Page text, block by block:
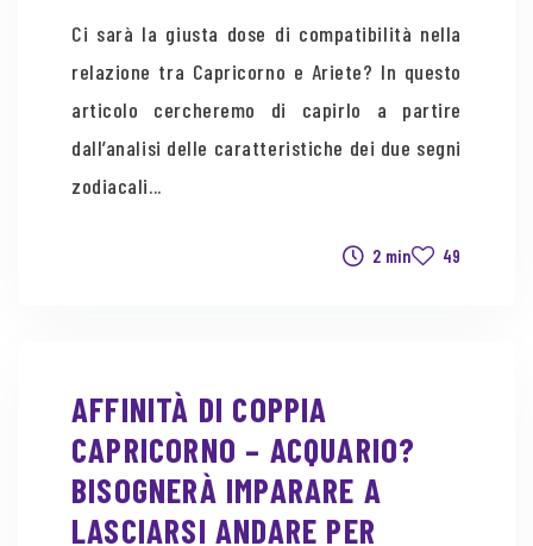
Ci sarà la giusta dose di compatibilità nella
relazione tra Capricorno e Ariete? In questo
articolo cercheremo di capirlo a partire
dall’analisi delle caratteristiche dei due segni
zodiacali...
49
2 min
AFFINITÀ DI COPPIA
CAPRICORNO – ACQUARIO?
BISOGNERÀ IMPARARE A
LASCIARSI ANDARE PER